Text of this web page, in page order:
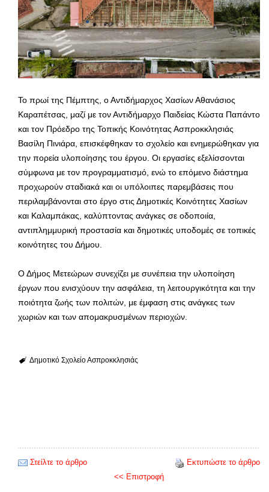
Το πρωί της Πέμπτης, ο Αντιδήμαρχος Χασίων Αθανάσιος
Καραπέτσας, μαζί με τον Αντιδήμαρχο Παιδείας Κώστα Παπάντο
και τον Πρόεδρο της Τοπικής Κοινότητας Ασπροκκλησιάς
Βασίλη Πινιάρα, επισκέφθηκαν το σχολείο και ενημερώθηκαν για
την πορεία υλοποίησης του έργου. Οι εργασίες εξελίσσονται
σύμφωνα με τον προγραμματισμό, ενώ το επόμενο διάστημα
προχωρούν σταδιακά και οι υπόλοιπες παρεμβάσεις που
περιλαμβάνονται στο έργο στις Δημοτικές Κοινότητες Χασίων
και Καλαμπάκας, καλύπτοντας ανάγκες σε οδοποιία,
αντιπλημμυρική προστασία και δημοτικές υποδομές σε τοπικές
κοινότητες του Δήμου.
Ο Δήμος Μετεώρων συνεχίζει με συνέπεια την υλοποίηση
έργων που ενισχύουν την ασφάλεια, τη λειτουργικότητα και την
ποιότητα ζωής των πολιτών, με έμφαση στις ανάγκες των
χωριών και των απομακρυσμένων περιοχών.
Δημοτικό Σχολείο Ασπροκκλησιάς
Στείλτε το άρθρο
Εκτυπώστε το άρθρο
<< Επιστροφή